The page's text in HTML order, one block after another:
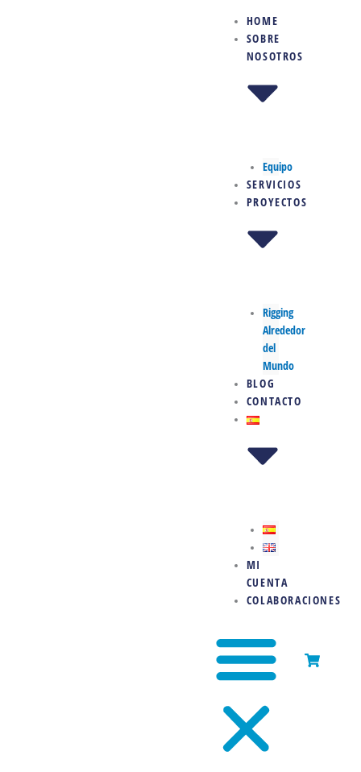
HOME
SOBRE
NOSOTROS
Equipo
SERVICIOS
PROYECTOS
Rigging
Alrededor
del
Mundo
BLOG
CONTACTO
MI
CUENTA
COLABORACIONES